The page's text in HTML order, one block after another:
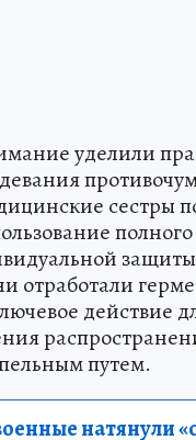
уделили
сестры
отработали
действие
путем.
натянули